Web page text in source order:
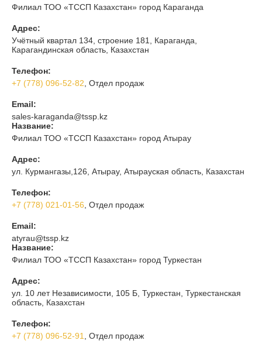
Филиал ТОО «ТССП Казахстан» город Караганда
Адрес:
Учётный квартал 134, строение 181, Караганда,
Карагандинская область, Казахстан
Телефон:
+7 (778) 096-52-82 , Отдел продаж
Email:
sales-karaganda@tssp.kz
Название:
Филиал ТОО «ТССП Казахстан» город Атырау
Адрес:
ул. Курмангазы,126, Атырау, Атырауская область, Казахстан
Телефон:
+7 (778) 021-01-56 , Отдел продаж
Email:
atyrau@tssp.kz
Название:
Филиал ТОО «ТССП Казахстан» город Туркестан
Адрес:
ул. 10 лет Независимости, 105 Б, Туркестан, Туркестанская
область, Казахстан
Телефон:
+7 (778) 096-52-91
, Отдел продаж